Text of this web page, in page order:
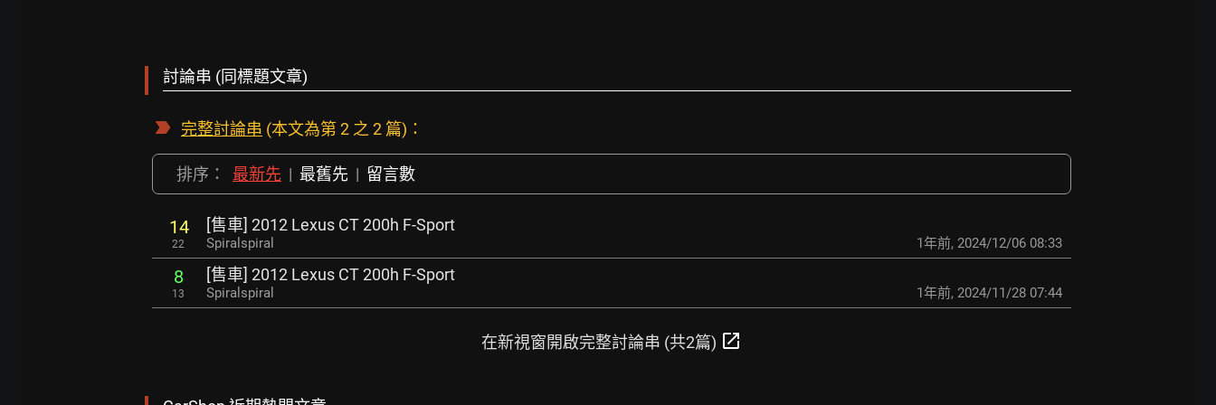
討論串 (同標題文章)
完整討論串 (本文為第 2 之 2 篇)：
排序： 最新先 | 最舊先 | 留言數
14
22
[售車] 2012 Lexus CT 200h F-Sport
Spiralspiral 1年前, 2024/12/06 08:33
8
13
[售車] 2012 Lexus CT 200h F-Sport
Spiralspiral 1年前, 2024/11/28 07:44
在新視窗開啟完整討論串 (共2篇) open_in_new